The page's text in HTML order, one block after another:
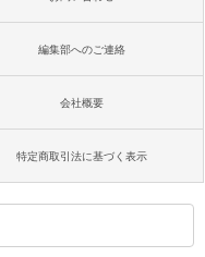
編集部へのご連絡
会社概要
特定商取引法に基づく表示